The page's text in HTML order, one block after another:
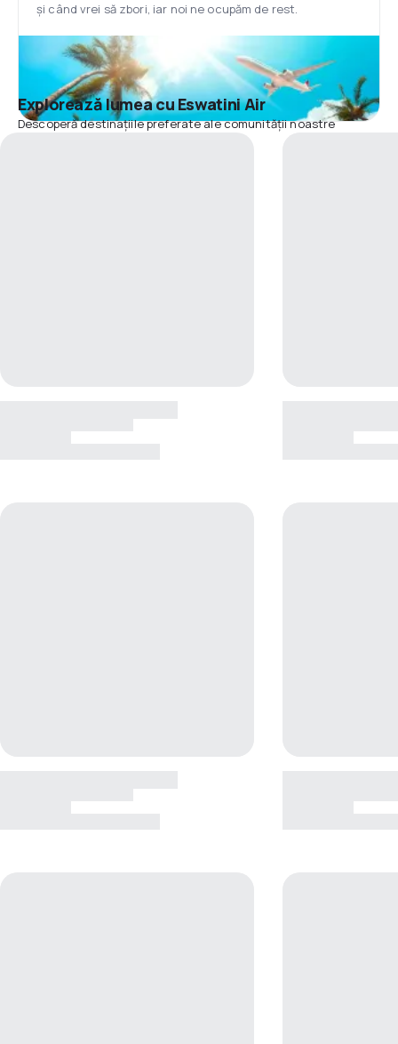
și când vrei să zbori, iar noi ne ocupăm de rest.
Explorează lumea cu Eswatini Air
Descoperă destinațiile preferate ale comunității noastre